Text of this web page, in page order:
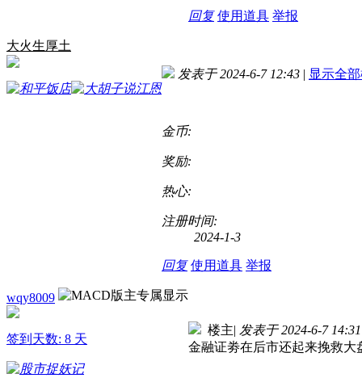
回复 使用道具 举报
大火生厚土
发表于 2024-6-7 12:43 | 显示全
金币:
奖励:
热心:
注册时间:
2024-1-3
回复 使用道具 举报
wqy8009
签到天数: 8 天
楼主| 发表于 2024-6-7 14:31
金融证劵在后市还起来挽救大